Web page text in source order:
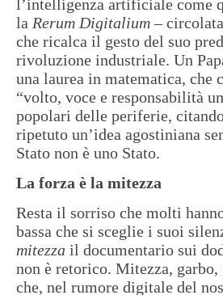
l’intelligenza artificiale come
la Rerum Digitalium–
che ricalca il gesto del suo
rivoluzione industriale. Un
una laurea in matematica, che
“volto, voce e responsabilità
popolari delle periferie,
ripetuto un’idea agostiniana
Stato non è uno Stato.
La forza è la mitezza
Resta il sorriso che molti
bassa che si sceglie i suoi
mitezza il documentario sui
non è retorico. Mitezza,
che, nel rumore digitale del